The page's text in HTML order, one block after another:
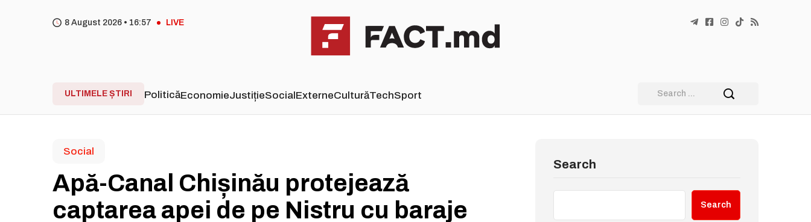
8 August 2026 • 16 57 LIVE
ULTIMELE ȘTIRI PoliticăEconomieJustițieSocialExterneCulturăTechSport
Social
Apă-Canal Chișinău protejează
captarea apei de pe Nistru cu baraje
Search
Search